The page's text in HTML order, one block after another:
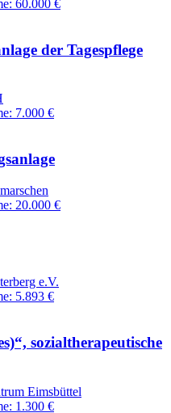
60.000 €
der Tagespflege
7.000 €
20.000 €
e.V.
5.893 €
sozialtherapeutische
Eimsbüttel
1.300 €